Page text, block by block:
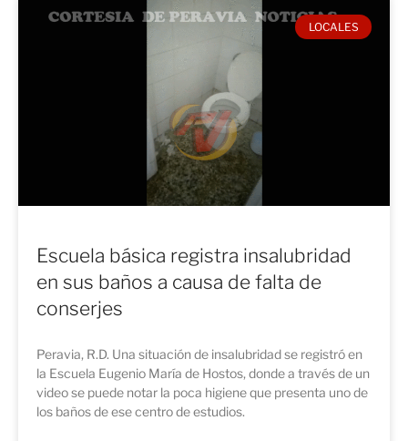
LOCALES
Escuela básica registra insalubridad
en sus baños a causa de falta de
conserjes
Peravia, R.D. Una situación de insalubridad se registró en
la Escuela Eugenio María de Hostos, donde a través de un
video se puede notar la poca higiene que presenta uno de
los baños de ese centro de estudios.